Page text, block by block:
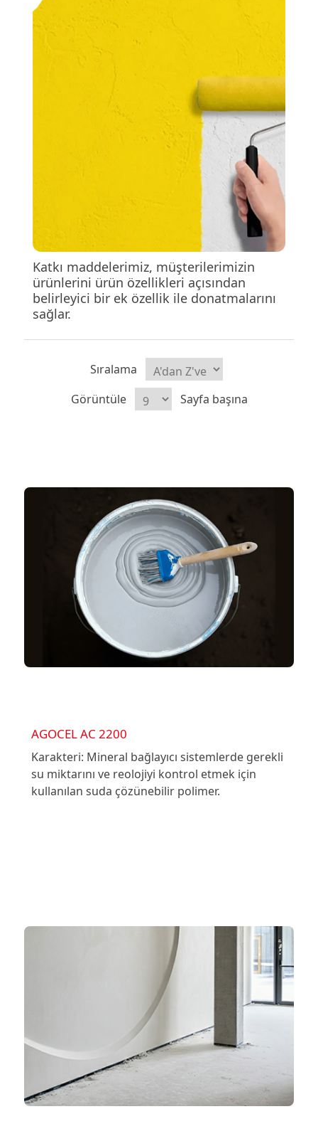
Katkı maddelerimiz, müşterilerimizin
ürünlerini ürün özellikleri açısından
belirleyici bir ek özellik ile donatmalarını
sağlar.
Sıralama
Görüntüle
Sayfa başına
AGOCEL AC 2200
Karakteri: Mineral bağlayıcı sistemlerde gerekli
su miktarını ve reolojiyi kontrol etmek için
kullanılan suda çözünebilir polimer.